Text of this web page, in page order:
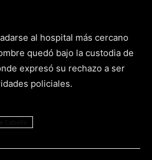
al hospital más cercano
quedó bajo la custodia de
expresó su rechazo a ser
policiales.